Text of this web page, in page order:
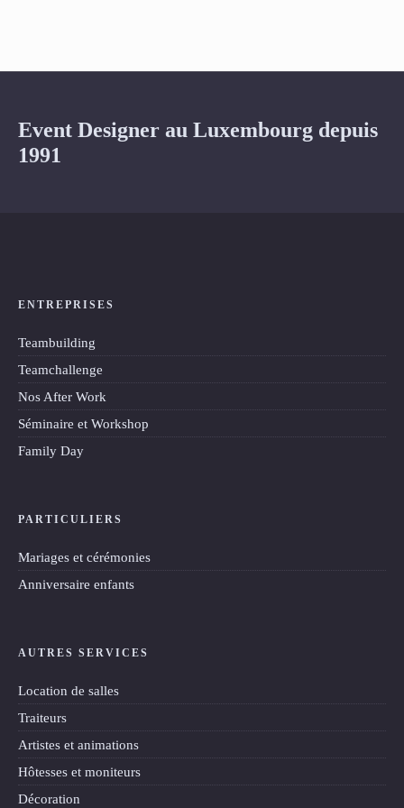
Event Designer au Luxembourg depuis
1991
ENTREPRISES
Teambuilding
Teamchallenge
Nos After Work
Séminaire et Workshop
Family Day
PARTICULIERS
Mariages et cérémonies
Anniversaire enfants
AUTRES SERVICES
Location de salles
Traiteurs
Artistes et animations
Hôtesses et moniteurs
Décoration